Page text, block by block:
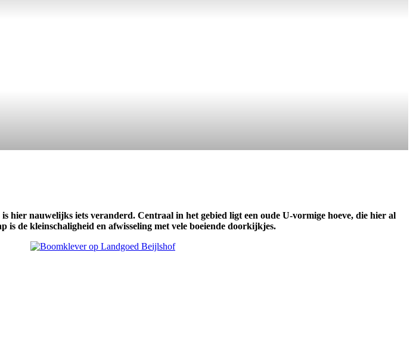
hier nauwelijks iets veranderd. Centraal in het gebied ligt een oude U-vormige hoeve, die hier al
de kleinschaligheid en afwisseling met vele boeiende doorkijkjes.